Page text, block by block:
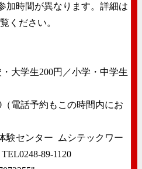
加時間が異なります。詳細は
ください。
大学生200円／小学・中学生
電話予約もこの時間内にお
験センター ムシテックワー
89-1120